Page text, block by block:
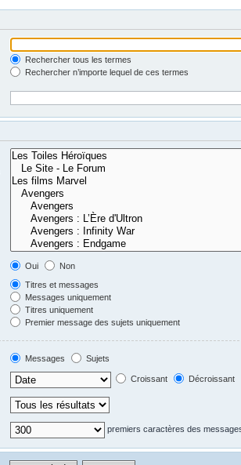
Rechercher tous les termes
Rechercher n’importe lequel de ces termes
Oui
Non
Titres et messages
Messages uniquement
Titres uniquement
Premier message des sujets uniquement
Messages
Sujets
Croissant Décroissant
premiers caractères des